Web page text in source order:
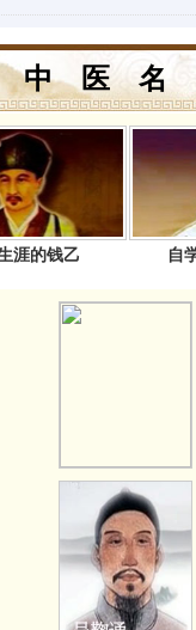
中 医 名
涯的钱乙 自